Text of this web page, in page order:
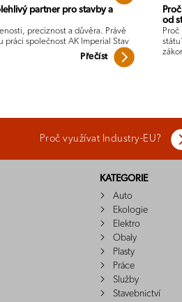
partner pro stavby a
preciznost a důvěra. Právě
práci společnost AK Imperial Stav
Přečíst
od
Proč využívat Industry-EU?
KATEGORIE
Auto
Ekologie
Elektro
Obaly
Plasty
Práce
Služby
Stavebnictví